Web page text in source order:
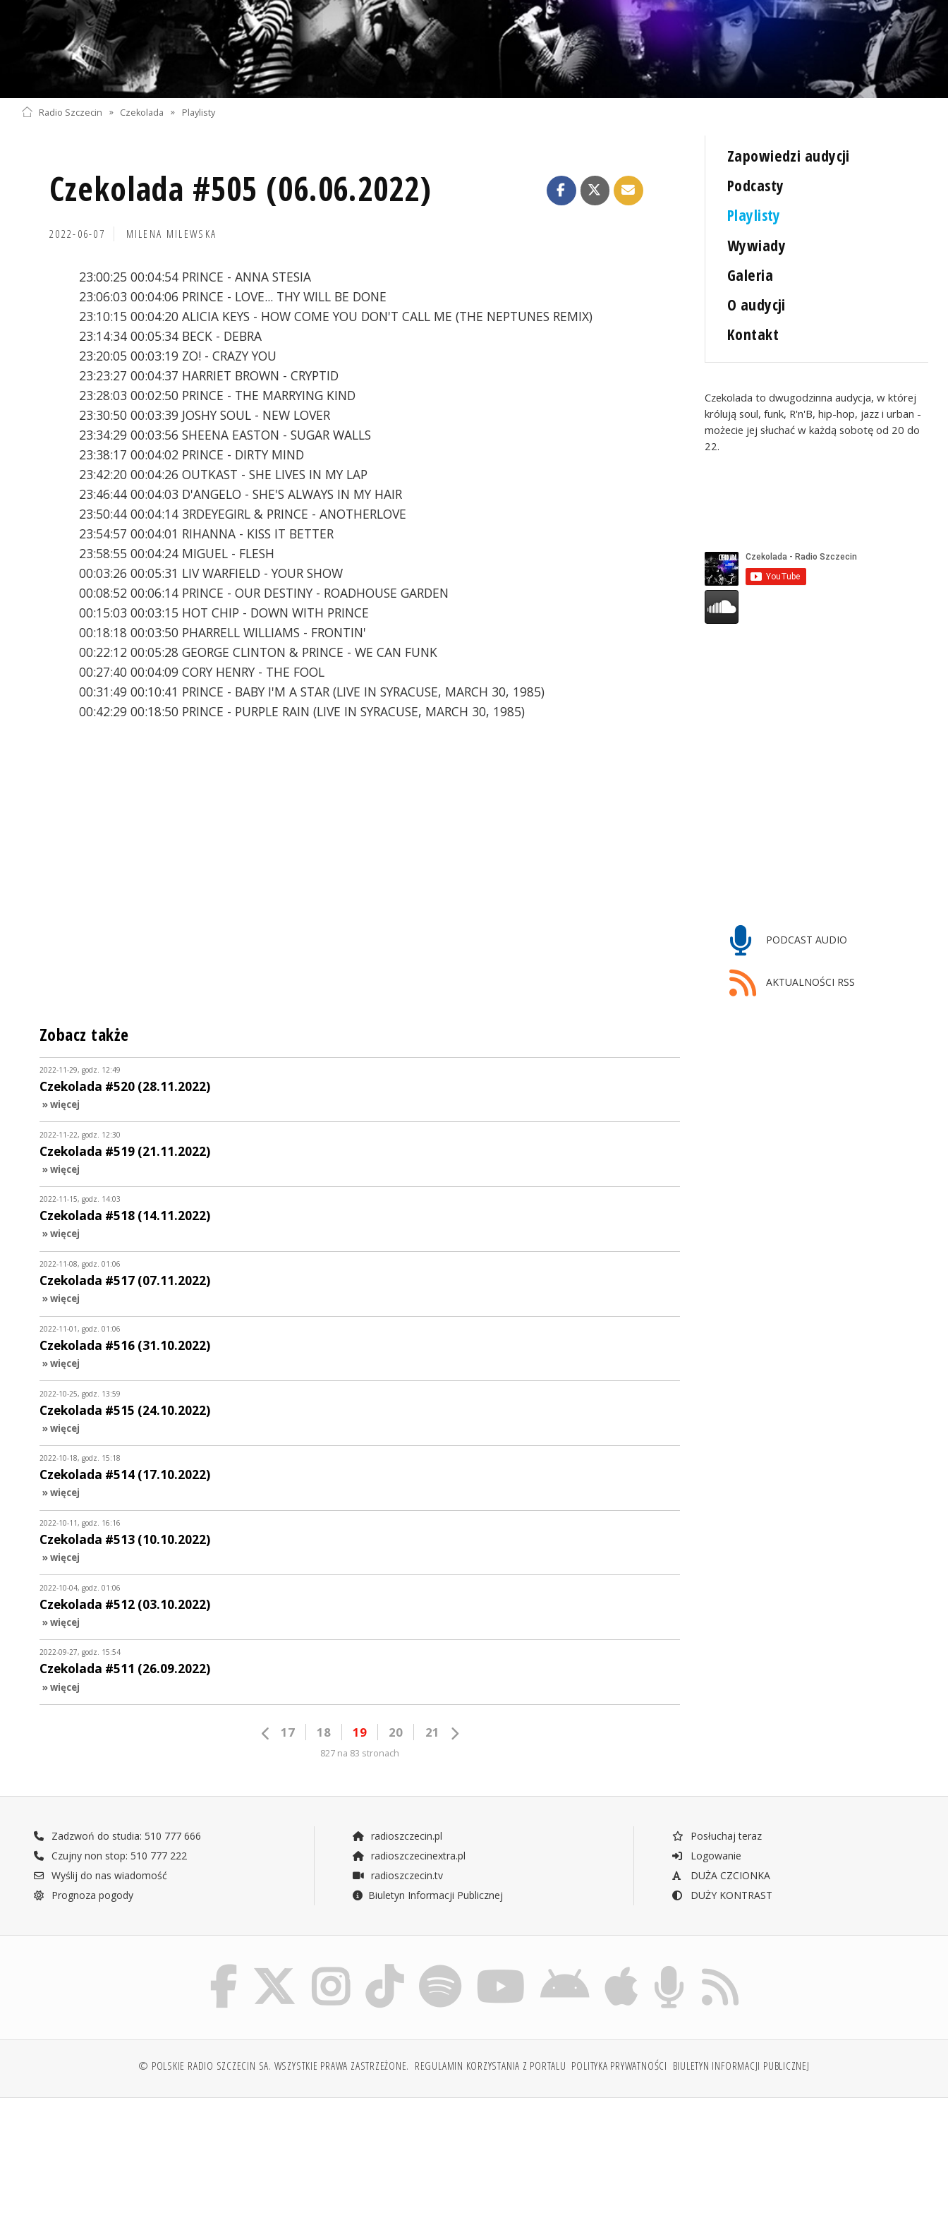
Radio Szczecin » Czekolada » Playlisty
Czekolada #505 (06.06.2022)
2022-06-07 MILENA MILEWSKA
23:00:25 00:04:54 PRINCE - ANNA STESIA
23:06:03 00:04:06 PRINCE - LOVE... THY WILL BE DONE
23:10:15 00:04:20 ALICIA KEYS - HOW COME YOU DON'T CALL ME (THE NEPTUNES REMIX)
23:14:34 00:05:34 BECK - DEBRA
23:20:05 00:03:19 ZO! - CRAZY YOU
23:23:27 00:04:37 HARRIET BROWN - CRYPTID
23:28:03 00:02:50 PRINCE - THE MARRYING KIND
23:30:50 00:03:39 JOSHY SOUL - NEW LOVER
23:34:29 00:03:56 SHEENA EASTON - SUGAR WALLS
23:38:17 00:04:02 PRINCE - DIRTY MIND
23:42:20 00:04:26 OUTKAST - SHE LIVES IN MY LAP
23:46:44 00:04:03 D'ANGELO - SHE'S ALWAYS IN MY HAIR
23:50:44 00:04:14 3RDEYEGIRL & PRINCE - ANOTHERLOVE
23:54:57 00:04:01 RIHANNA - KISS IT BETTER
23:58:55 00:04:24 MIGUEL - FLESH
00:03:26 00:05:31 LIV WARFIELD - YOUR SHOW
00:08:52 00:06:14 PRINCE - OUR DESTINY - ROADHOUSE GARDEN
00:15:03 00:03:15 HOT CHIP - DOWN WITH PRINCE
00:18:18 00:03:50 PHARRELL WILLIAMS - FRONTIN'
00:22:12 00:05:28 GEORGE CLINTON & PRINCE - WE CAN FUNK
00:27:40 00:04:09 CORY HENRY - THE FOOL
00:31:49 00:10:41 PRINCE - BABY I'M A STAR (LIVE IN SYRACUSE, MARCH 30, 1985)
00:42:29 00:18:50 PRINCE - PURPLE RAIN (LIVE IN SYRACUSE, MARCH 30, 1985)
Zapowiedzi audycji
Podcasty
Playlisty
Wywiady
Galeria
O audycji
Kontakt
Czekolada to dwugodzinna audycja, w której
królują soul, funk, R'n'B, hip-hop, jazz i urban -
możecie jej słuchać w każdą sobotę od 20 do
22.
PODCAST AUDIO
AKTUALNOŚCI RSS
Zobacz także
2022-11-29, godz. 12:49
Czekolada #520 (28.11.2022)
» więcej
2022-11-22, godz. 12:30
Czekolada #519 (21.11.2022)
» więcej
2022-11-15, godz. 14:03
Czekolada #518 (14.11.2022)
» więcej
2022-11-08, godz. 01:06
Czekolada #517 (07.11.2022)
» więcej
2022-11-01, godz. 01:06
Czekolada #516 (31.10.2022)
» więcej
2022-10-25, godz. 13:59
Czekolada #515 (24.10.2022)
» więcej
2022-10-18, godz. 15:18
Czekolada #514 (17.10.2022)
» więcej
2022-10-11, godz. 16:16
Czekolada #513 (10.10.2022)
» więcej
2022-10-04, godz. 01:06
Czekolada #512 (03.10.2022)
» więcej
2022-09-27, godz. 15:54
Czekolada #511 (26.09.2022)
» więcej
17 18 19 20 21
827 na 83 stronach
Zadzwoń do studia: 510 777 666
Czujny non stop: 510 777 222
Wyślij do nas wiadomość
Prognoza pogody
radioszczecin.pl
radioszczecinextra.pl
radioszczecin.tv
Biuletyn Informacji Publicznej
Posłuchaj teraz
Logowanie
DUŻA CZCIONKA
DUŻY KONTRAST
© POLSKIE RADIO SZCZECIN SA. WSZYSTKIE PRAWA ZASTRZEŻONE. REGULAMIN KORZYSTANIA Z PORTALU POLITYKA PRYWATNOŚCI BIULETYN INFORMACJI PUBLICZNEJ